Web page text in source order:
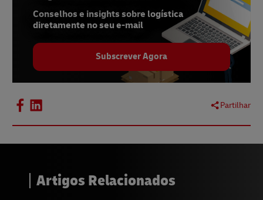
8.BCG, July 2022
Statista, February 2023
The Economic Times, February 2022
12.
Conselhos e insights sobre logística
diretamente no seu e-mail
Subscrever Agora
Partilhar
Artigos Relacionados